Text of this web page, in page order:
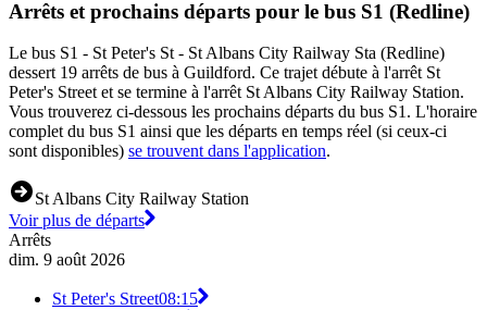
Arrêts et prochains départs pour le bus S1 (Redline)
Le bus S1 - St Peter's St - St Albans City Railway Sta (Redline)
dessert 19 arrêts de bus à Guildford. Ce trajet débute à l'arrêt St
Peter's Street et se termine à l'arrêt St Albans City Railway Station.
Vous trouverez ci-dessous les prochains départs du bus S1. L'horaire
complet du bus S1 ainsi que les départs en temps réel (si ceux-ci
sont disponibles) se trouvent dans l'application.
St Albans City Railway Station
Voir plus de départs
Arrêts
dim. 9 août 2026
St Peter's Street08:15